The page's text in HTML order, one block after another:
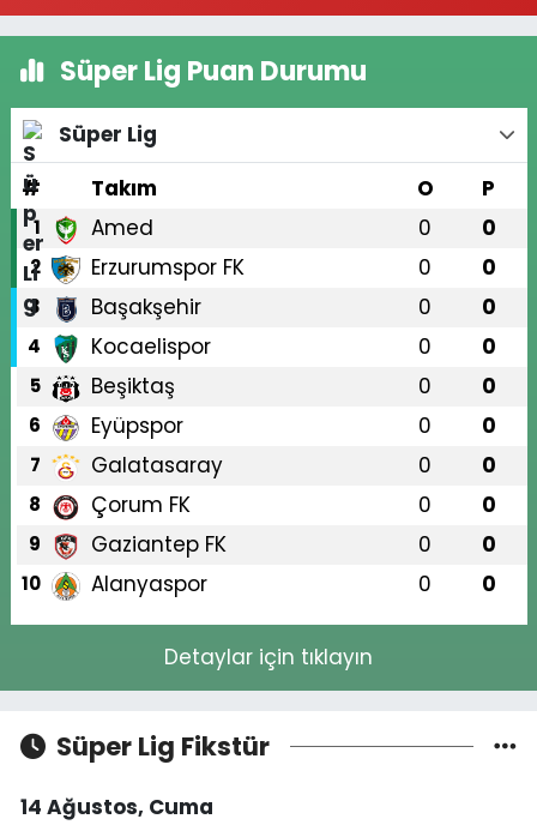
Süper Lig Puan Durumu
Süper Lig
#
Takım O P
1 Amed 0 0
2 Erzurumspor FK 0 0
3 Başakşehir 0 0
4 Kocaelispor 0 0
5 Beşiktaş 0 0
6 Eyüpspor 0 0
7 Galatasaray 0 0
8 Çorum FK 0 0
9 Gaziantep FK 0 0
10 Alanyaspor 0 0
Detaylar için tıklayın
Süper Lig Fikstür
14 Ağustos, Cuma